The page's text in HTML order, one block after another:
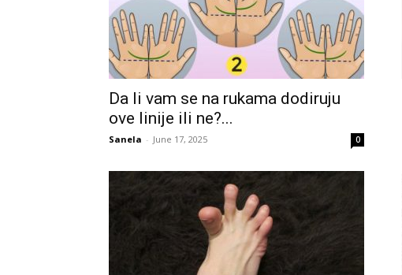
Da li vam se na rukama dodiruju
ove linije ili ne?...
Sanela - June 17, 2025 0